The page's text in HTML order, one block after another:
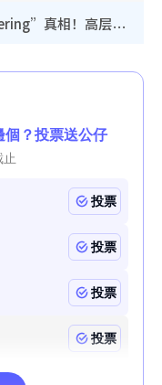
林芊妤亲解12年前“残厕Gathering”真相！高层解约一句话重创尊严，至今拒返TVB